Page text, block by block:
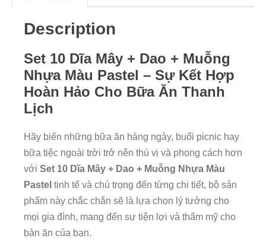
Description
Set 10 Dĩa Mây + Dao + Muỗng
Nhựa Màu Pastel – Sự Kết Hợp
Hoàn Hảo Cho Bữa Ăn Thanh
Lịch
Hãy biến những bữa ăn hàng ngày, buổi picnic hay
bữa tiệc ngoài trời trở nên thú vị và phong cách hơn
với Set 10 Dĩa Mây + Dao + Muỗng Nhựa Màu
Pastel tinh tế và chú trọng đến từng chi tiết, bộ sản
phẩm này chắc chắn sẽ là lựa chọn lý tưởng cho
mọi gia đình, mang đến sự tiện lợi và thẩm mỹ cho
bàn ăn của bạn.